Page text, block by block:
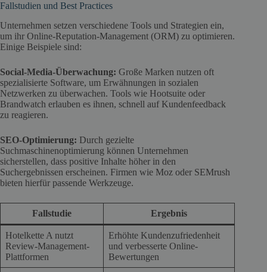
Fallstudien und Best Practices
Unternehmen setzen verschiedene Tools und Strategien ein,
um ihr Online-Reputation-Management (ORM) zu optimieren.
Einige Beispiele sind:
Social-Media-Überwachung: Große Marken nutzen oft
spezialisierte Software, um Erwähnungen in sozialen
Netzwerken zu überwachen. Tools wie Hootsuite oder
Brandwatch erlauben es ihnen, schnell auf Kundenfeedback
zu reagieren.
SEO-Optimierung: Durch gezielte
Suchmaschinenoptimierung können Unternehmen
sicherstellen, dass positive Inhalte höher in den
Suchergebnissen erscheinen. Firmen wie Moz oder SEMrush
bieten hierfür passende Werkzeuge.
Fallstudie Ergebnis
Hotelkette A nutzt
Review-Management-
Plattformen
Erhöhte Kundenzufriedenheit
und verbesserte Online-
Bewertungen